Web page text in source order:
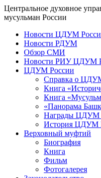
Центральное духовное
мусульман России
Новости ЦДУМ
Новости РДУМ
Обзор СМИ
Новости РИУ ЦДУМ
ЦДУМ России
Справка о
Книга
Книга
«Панорама
Награды ЦДУМ
История ЦДУМ
Верховный муфтий
Биография
Книга
Фильм
Фотогалерея